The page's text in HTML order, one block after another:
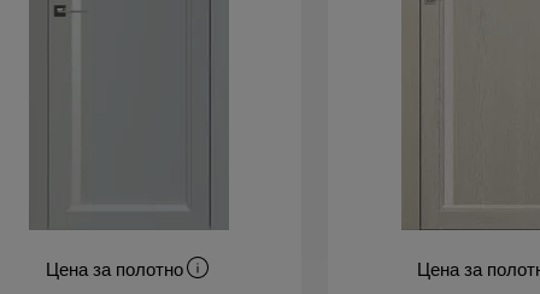
Цена за полотно Цена за